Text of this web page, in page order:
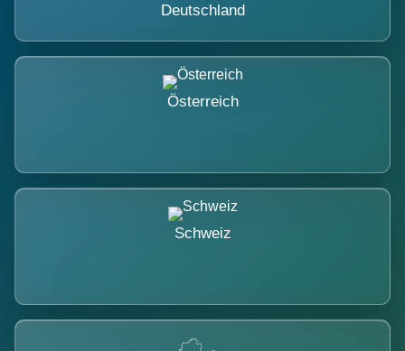
Deutschland
Österreich
Schweiz